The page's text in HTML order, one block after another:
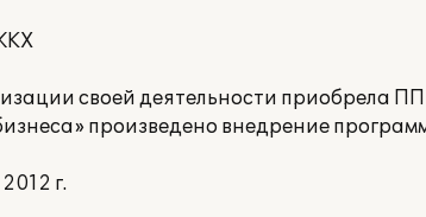
своей деятельности приобрела ПП
произведено внедрение
г.